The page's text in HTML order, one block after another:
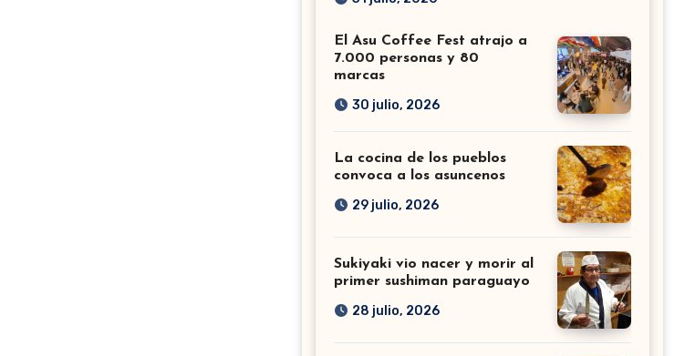
El Asu Coffee Fest atrajo a
7.000 personas y 80
marcas
30 julio, 2026
La cocina de los pueblos
convoca a los asuncenos
29 julio, 2026
Sukiyaki vio nacer y morir al
primer sushiman paraguayo
28 julio, 2026